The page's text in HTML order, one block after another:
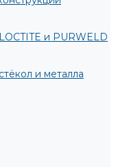
и PURWELD
и металла